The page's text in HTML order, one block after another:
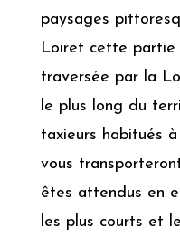
paysages
Loiret cette partie
traversée par la
le plus long du
taxieurs habitués
vous
êtes attendus en
les plus courts et